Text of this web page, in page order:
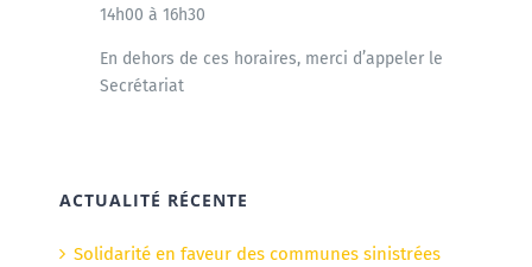
14h00 à 16h30
En dehors de ces horaires, merci d’appeler le
Secrétariat
ACTUALITÉ RÉCENTE
Solidarité en faveur des communes sinistrées